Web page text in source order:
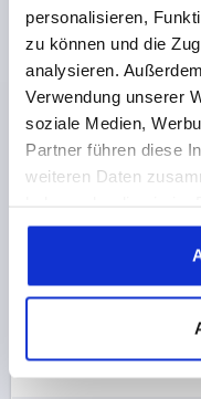
personalisieren,
zu können und die
analysieren.
Verwendung unserer
soziale Medien,
Partner führen diese
weiteren Daten
gesammelt haben.
STERNGRIFF
GEWINDETIEFE=10